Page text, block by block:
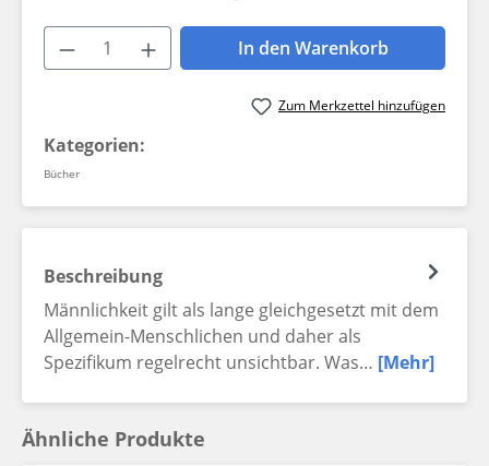
Produkt Anzahl: Gib den
In den Warenkorb
Zum Merkzettel hinzufügen
Kategorien:
Bücher
Beschreibung
Männlichkeit gilt als lange gleichgesetzt mit dem
Allgemein-Menschlichen und daher als
Spezifikum regelrecht unsichtbar. Was… [Mehr]
Ähnliche Produkte